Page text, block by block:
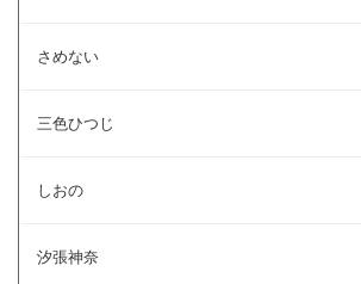
さめない
三色ひつじ
しおの
汐張神奈